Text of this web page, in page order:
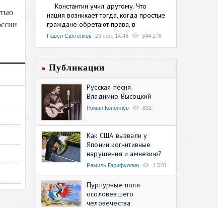
Константин учил другому. Что
нация возникает тогда, когда простые
граждане обретают права, в
Павел Святенков 23 сен, 14:48 344 278
Публикации
Русская песня.
Владимир Высоцкий
Роман Коноплев 832
Как США вызвали у
Японии когнитивные
нарушения и амнезию?
Рамиль Гарифуллин 1 520
Пурпурные поля
осоловевшего
человечества